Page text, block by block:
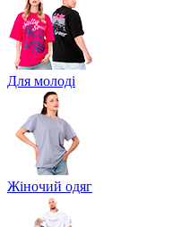
Для молоді
Жіночий одяг